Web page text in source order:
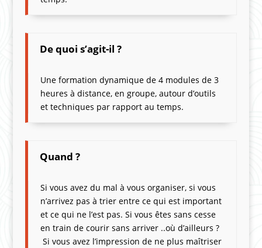
De quoi s’agit-il ?
Une formation dynamique de 4 modules de 3
heures à distance, en groupe, autour d’outils
et techniques par rapport au temps.
Quand ?
Si vous avez du mal à vous organiser, si vous
n’arrivez pas à trier entre ce qui est important
et ce qui ne l’est pas. Si vous êtes sans cesse
en train de courir sans arriver ..où d’ailleurs ?
Si vous avez l’impression de ne plus maîtriser